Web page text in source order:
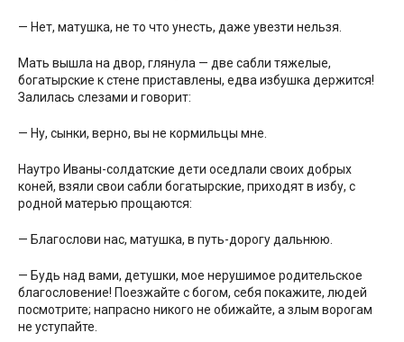
— Нет, матушка, не то что унесть, даже увезти нельзя.
Мать вышла на двор, глянула — две сабли тяжелые,
богатырские к стене приставлены, едва избушка держится!
Залилась слезами и говорит:
— Ну, сынки, верно, вы не кормильцы мне.
Наутро Иваны-солдатские дети оседлали своих добрых
коней, взяли свои сабли богатырские, приходят в избу, с
родной матерью прощаются:
— Благослови нас, матушка, в путь-дорогу дальнюю.
— Будь над вами, детушки, мое нерушимое родительское
благословение! Поезжайте с богом, себя покажите, людей
посмотрите; напрасно никого не обижайте, а злым ворогам
не уступайте.